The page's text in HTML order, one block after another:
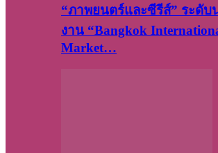
“ภาพยนตร์และซีรีส์” ระดั
งาน “Bangkok
Market…